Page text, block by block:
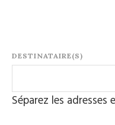
DESTINATAIRE(S)
Séparez les